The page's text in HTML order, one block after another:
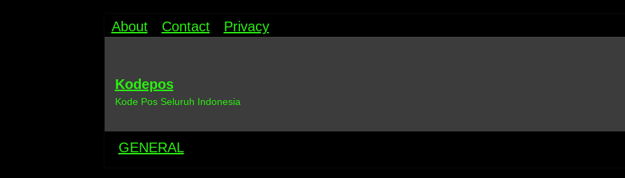
About Contact Privacy
Kodepos
Kode Pos Seluruh Indonesia
GENERAL